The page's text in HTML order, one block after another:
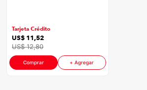
Tarjeta Crédito
US$ 11,52
US$ 12,80
Comprar + Agregar
10 . cocina